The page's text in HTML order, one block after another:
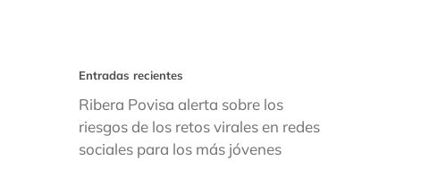
Entradas recientes
Ribera Povisa alerta sobre los
riesgos de los retos virales en redes
sociales para los más jóvenes